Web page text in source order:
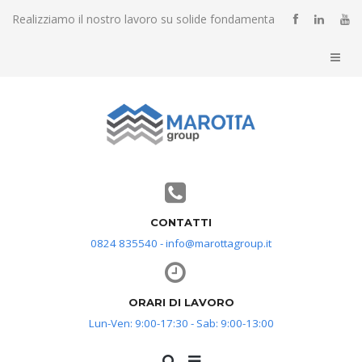
Realizziamo il nostro lavoro su solide fondamenta
CONTATTI
0824 835540 - info@marottagroup.it
ORARI DI LAVORO
Lun-Ven: 9:00-17:30 - Sab: 9:00-13:00